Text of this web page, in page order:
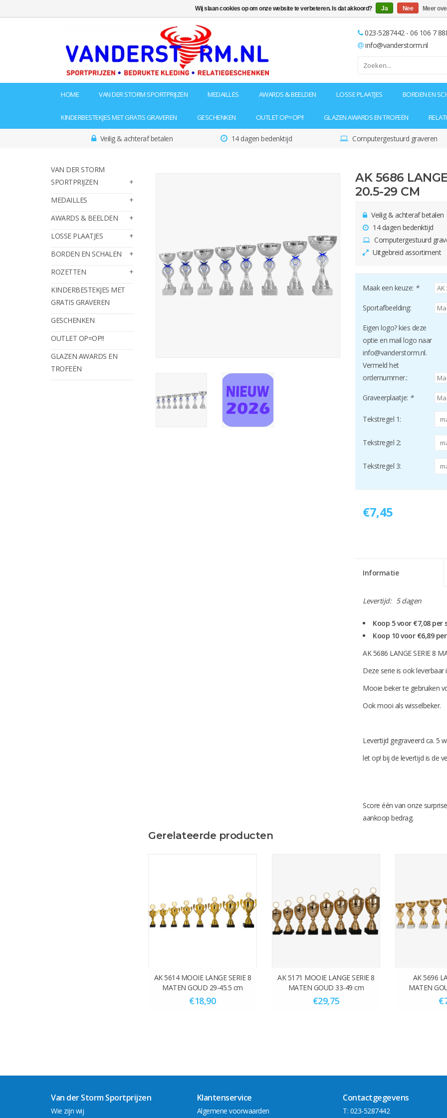
023-5287442 - 06 106 7
info@vanderstorm.nl
HOME VAN DER STORM SPORTPRIJZEN MEDAILLES AWARDS & BEELDEN LOSSE PLAATJES BORDEN EN
KINDERBESTEKJES MET GRATIS GRAVEREN GESCHENKEN OUTLET OP=OP!! GLAZEN AWARDS EN TROFEËN
Veilig & achteraf betalen 14 dagen bedenktijd Computergestuurd graveren
VAN DER STORM
SPORTPRIJZEN
MEDAILLES
AWARDS & BEELDEN
LOSSE PLAATJES
BORDEN EN SCHALEN
ROZETTEN
KINDERBESTEKJES MET
GRATIS GRAVEREN
GESCHENKEN
OUTLET OP=OP!!
GLAZEN AWARDS EN
TROFEËN
AK 5686
20.5-29 CM
Veilig & achteraf betalen
14 dagen bedenktijd
Computergestuurd
Uitgebreid assortiment
Maak een keuze: *
Sportafbeelding:
Eigen logo? kies deze
optie en mail logo naar
info@vanderstorm.nl.
Vermeld het
ordernummer.:
Graveerplaatje: *
Tekstregel 1:
Tekstregel 2:
Tekstregel 3:
€7,45
Informatie
Levertijd: 5 dagen
Koop 5 voor €7,08 per
Koop 10 voor €6,89
AK 5686 LANGE SERIE 8
Deze serie is ook leverbaar
Mooie beker te gebruiken
Ook mooi als wisselbeker.
Levertijd gegraveerd ca. 5
let op! bij de levertijd is de
Score één van onze
aankoop bedrag.
Gerelateerde producten
AK 5614 MOOIE LANGE SERIE 8
MATEN GOUD 29-45.5 cm
€18,90
AK 5171 MOOIE LANGE SERIE 8
MATEN GOUD 33-49 cm
€29,75
AK 5696
MATEN
Van der Storm Sportprijzen
Wie zijn wij
Klantenservice
Algemene voorwaarden
Contactgegevens
T: 023-5287442
Wij slaan cookies op om onze website te verbeteren. Is dat akkoord? Ja Nee Meer